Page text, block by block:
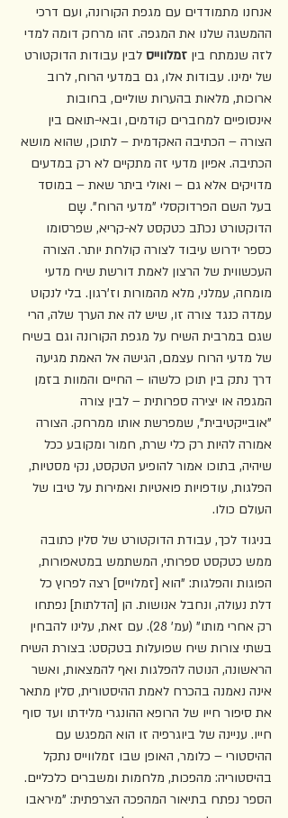
אנחנו מתמודדים עם מגפת הקורונה, ועם דרכי
ההמשגה שלנו את המגפה. זהו מרחק דומה למדי
לזה שנמתח בין זמלווייס לבין עבודות הדוקטורט
של ימינו. עבודות אלו, גם במדעי הרוח, לרוב
ארוכות, מלאות בהערות שוליים, בחובות
אינסופיים למחברים קודמים, ובאי-תואם בין
הצורה – הכתיבה האקדמית – לתוכן, שהוא מושא
הכתיבה. אפיון מדעי זה מתקיים לא רק במדעים
מדויקים אלא גם – ואולי ביתר שאת – במוסד
בעל השם הפרדוקסלי "מדעי הרוח". שָם
הדוקטורט נכתב כטקסט לא-קריא, שפרסומו
כספר ידרוש עיבוד לצורה קולחת יותר. הצורה
העכשווית של הרצון לאמת דורשת שיח מדעי
מומחה, עמלני, מלא מהמורות וז'רגון. בלי לנקוט
עמדה כנגד צורה זו, שיש לה את הערך שלה, הרי
שגם במרבית השיח על מגפת הקורונה וגם בשיח
של מדעי הרוח עצמם, הגישה אל האמת מגיעה
דרך נתק בין תוכן כלשהו – החיים והמוות בזמן
המגפה או יצירה ספרותית – לבין צורה
"אובייקטיבית", שמפרשת אותו ממרחק. הצורה
אמורה להיות רק כלי שרת, חמור ומקובע ככל
שיהיה, בתוכו אמור להופיע הטקסט, נקי מסטיות,
הפלגות, עודפויות פואטיות ואמירות על טיבו של
העולם כולו.
בניגוד לכך, עבודת הדוקטורט של סלין כתובה
ממש כטקסט ספרותי, המשתמש במטאפורות,
הפוגות והפלגות: "הוא [זמלוייס] רצה לפרוץ כל
דלת נעולה, ונחבל אנושות. הן [הדלתות] נפתחו
רק אחרי מותו" (עמ' 28). עם זאת, עלינו להבחין
בשתי צורות שיח שפועלות בטקסט: בצורת השיח
הראשונה, הנוטה להפלגות ואף להמצאות, ואשר
אינה נאמנה בהכרח לאמת ההיסטורית, סלין מתאר
את סיפור חייו של הרופא ההונגרי מלידתו ועד סוף
חייו. עניינה של ביוגרפיה זו הוא המפגש עם
ההיסטורי – כלומר, האופן שבו זמלווייס נתקל
בהיסטוריה: מהפכות, מלחמות ומשברים כלכליים.
הספר נפתח בתיאור המהפכה הצרפתית: "מיראבו